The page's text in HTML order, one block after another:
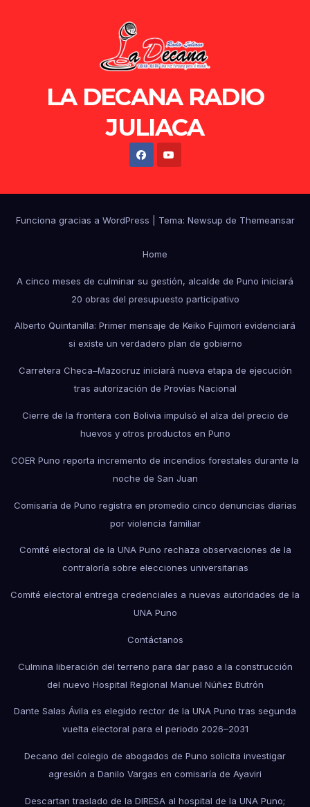
LA DECANA RADIO
JULIACA
Funciona gracias a WordPress Tema: Newsup de Themeansar
Home
A cinco meses de culminar su gestión, alcalde de Puno iniciará
20 obras del presupuesto participativo
Alberto Quintanilla: Primer mensaje de Keiko Fujimori evidenciará
si existe un verdadero plan de gobierno
Carretera Checa–Mazocruz iniciará nueva etapa de ejecución
tras autorización de Provías Nacional
Cierre de la frontera con Bolivia impulsó el alza del precio de
huevos y otros productos en Puno
COER Puno reporta incremento de incendios forestales durante la
noche de San Juan
Comisaría de Puno registra en promedio cinco denuncias diarias
por violencia familiar
Comité electoral de la UNA Puno rechaza observaciones de la
contraloría sobre elecciones universitarias
Comité electoral entrega credenciales a nuevas autoridades de la
UNA Puno
Contáctanos
Culmina liberación del terreno para dar paso a la construcción
del nuevo Hospital Regional Manuel Núñez Butrón
Dante Salas Ávila es elegido rector de la UNA Puno tras segunda
vuelta electoral para el periodo 2026–2031
Decano del colegio de abogados de Puno solicita investigar
agresión a Danilo Vargas en comisaría de Ayaviri
Descartan traslado de la DIRESA al hospital de la UNA Puno;